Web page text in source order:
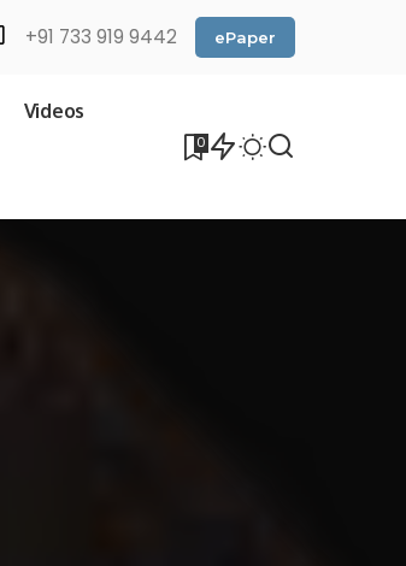
+91 733 919 9442 ePaper
Videos
0